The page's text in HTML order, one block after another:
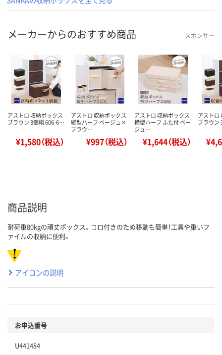
メーカーからのおすすめ商品 スポンサー
アストロ 収納ボックス
ブラウン 3個組 606-6…
¥1,580（税込）
アストロ 収納ボックス
縦型ハーフ ベージュ×
ブラウ…
¥997（税込）
アストロ 収納ボックス
横型ハーフ ふた付 ベー
ジュ…
¥1,644（税込）
アストロ
ブラウン
商品説明
耐荷重80kgの頑丈ボックス。コロ付きのため移動も簡単！工具や重いフ
ァイルの収納に便利。
アイコンの説明
お申込番号
U441484